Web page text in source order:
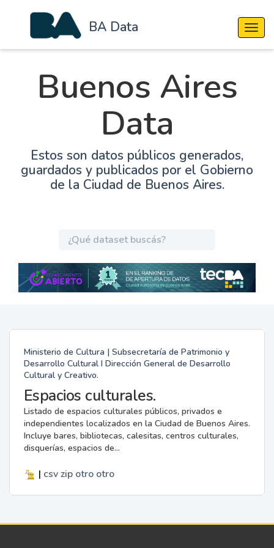
BA Data
Buenos Aires
Data
Estos son datos públicos generados,
guardados y publicados por el Gobierno
de la Ciudad de Buenos Aires.
Ministerio de Cultura | Subsecretaría de Patrimonio y
Desarrollo Cultural I Dirección General de Desarrollo
Cultural y Creativo.
Espacios culturales.
Listado de espacios culturales públicos, privados e
independientes localizados en la Ciudad de Buenos Aires.
Incluye bares, bibliotecas, calesitas, centros culturales,
disquerías, espacios de...
| csv zip otro otro